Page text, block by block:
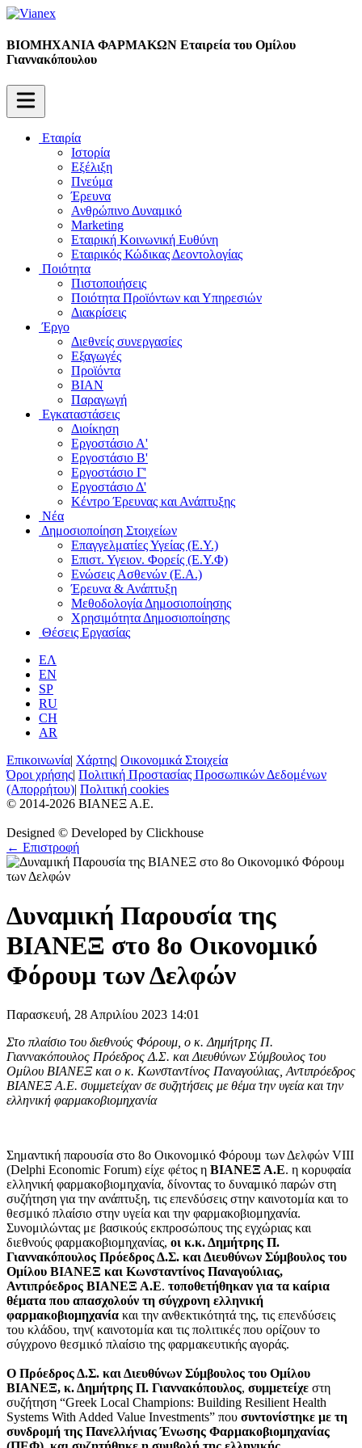
ΒΙΟΜΗΧΑΝΙΑ ΦΑΡΜΑΚΩΝ Εταιρεία του Ομίλου
Γιαννακόπουλου
Εταιρία
Ιστορία
Εξέλιξη
Πνεύμα
Έρευνα
Ανθρώπινο Δυναμικό
Marketing
Εταιρική Κοινωνική Ευθύνη
Εταιρικός Κώδικας Δεοντολογίας
Ποιότητα
Πιστοποιήσεις
Ποιότητα Προϊόντων και Υπηρεσιών
Διακρίσεις
Έργο
Διεθνείς συνεργασίες
Εξαγωγές
Προϊόντα
ΒΙΑΝ
Παραγωγή
Εγκαταστάσεις
Διοίκηση
Εργοστάσιο Α'
Εργοστάσιο B'
Εργοστάσιο Γ'
Εργοστάσιο Δ'
Κέντρο Έρευνας και Ανάπτυξης
Νέα
Δημοσιοποίηση Στοιχείων
Επαγγελματίες Υγείας (Ε.Υ.)
Επιστ. Υγειον. Φορείς (Ε.Υ.Φ)
Ενώσεις Ασθενών (Ε.Α.)
Έρευνα & Ανάπτυξη
Μεθοδολογία Δημοσιοποίησης
Χρησιμότητα Δημοσιοποίησης
Θέσεις Εργασίας
ΕΛ
EN
SP
RU
CH
AR
Επικοινωνία| Χάρτης| Οικονομικά Στοιχεία
Όροι χρήσης| Πολιτική Προστασίας Προσωπικών Δεδομένων
(Απορρήτου)| Πολιτική cookies
© 2014-2026 BIANEΞ Α.Ε.
Designed © Developed by Clickhouse
← Επιστροφή
Δυναμική Παρουσία της
ΒΙΑΝΕΞ στο 8ο Οικονομικό
Φόρουμ των Δελφών
Παρασκευή, 28 Απριλίου 2023 14:01
Στο πλαίσιο του διεθνούς Φόρουμ, ο κ. Δημήτρης Π.
Γιαννακόπουλος Πρόεδρος Δ.Σ. και Διευθύνων Σύμβουλος του
Ομίλου ΒΙΑΝΕΞ και ο κ. Κωνσταντίνος Παναγούλιας, Αντιπρόεδρος
ΒΙΑΝΕΞ Α.Ε. συμμετείχαν σε συζητήσεις με θέμα την υγεία και την
ελληνική φαρμακοβιομηχανία
Σημαντική παρουσία στο 8ο Οικονομικό Φόρουμ των Δελφών VIII
(Delphi Economic Forum) είχε φέτος η ΒΙΑΝΕΞ Α.Ε. η κορυφαία
ελληνική φαρμακοβιομηχανία, δίνοντας το δυναμικό παρών στη
συζήτηση για την ανάπτυξη, τις επενδύσεις στην καινοτομία και το
θεσμικό πλαίσιο στην υγεία και την φαρμακοβιομηχανία.
Συνομιλώντας με βασικούς εκπροσώπους της εγχώριας και
διεθνούς φαρμακοβιομηχανίας, οι κ.κ. Δημήτρης Π.
Γιαννακόπουλος Πρόεδρος Δ.Σ. και Διευθύνων Σύμβουλος του
Ομίλου ΒΙΑΝΕΞ και Κωνσταντίνος Παναγούλιας,
Αντιπρόεδρος ΒΙΑΝΕΞ Α.Ε. τοποθετήθηκαν για τα καίρια
θέματα που απασχολούν τη σύγχρονη ελληνική
φαρμακοβιομηχανία και την ανθεκτικότητά της, τις επενδύσεις
του κλάδου, την( καινοτομία και τις πολιτικές που ορίζουν το
σύγχρονο θεσμικό πλαίσιο της φαρμακευτικής αγοράς.
Ο Πρόεδρος Δ.Σ. και Διευθύνων Σύμβουλος του Ομίλου
ΒΙΑΝΕΞ, κ. Δημήτρης Π. Γιαννακόπουλος, συμμετείχε στη
συζήτηση “Greek Local Champions: Building Resilient Health
Systems With Added Value Investments” που συντονίστηκε με τη
συνδρομή της Πανελλήνιας Ένωσης Φαρμακοβιομηχανίας